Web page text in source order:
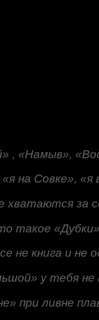
, «Намыв»,
на Совке»,
хватаются за
такое
не книга и не
у тебя не
при ливне